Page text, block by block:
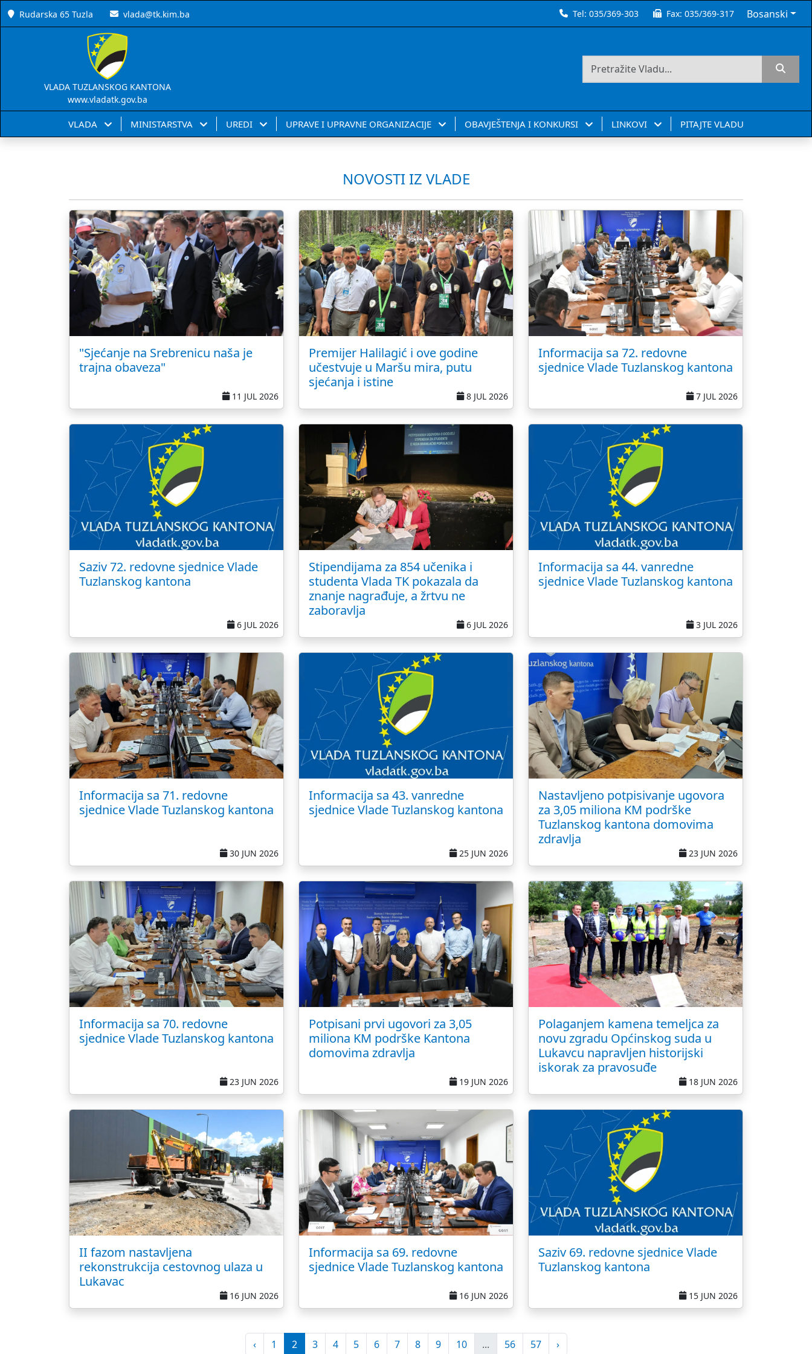
Rudarska 65 Tuzla vlada@tk.kim.ba Tel:035/369-303 Fax:035/369-317 Bosanski
VLADA TUZLANSKOG KANTONA
www.vladatk.gov.ba
VLADA MINISTARSTVA UREDI UPRAVE I UPRAVNE ORGANIZACIJE OBAVJEŠTENJA I KONKURSI LINKOVI PITAJTE VLADU
NOVOSTI IZ VLADE
"Sjećanje na Srebrenicu naša je
trajna obaveza"
11 JUL 2026
Premijer Halilagić i ove godine
učestvuje u Maršu mira, putu
sjećanja i istine
8 JUL 2026
Informacija sa 72. redovne
sjednice Vlade Tuzlanskog kantona
7 JUL 2026
Saziv 72. redovne sjednice Vlade
Tuzlanskog kantona
6 JUL 2026
Stipendijama za 854 učenika i
studenta Vlada TK pokazala da
znanje nagrađuje, a žrtvu ne
zaboravlja
6 JUL 2026
Informacija sa 44. vanredne
sjednice Vlade Tuzlanskog kantona
3 JUL 2026
Informacija sa 71. redovne
sjednice Vlade Tuzlanskog kantona
30 JUN 2026
Informacija sa 43. vanredne
sjednice Vlade Tuzlanskog kantona
25 JUN 2026
Nastavljeno potpisivanje ugovora
za 3,05 miliona KM podrške
Tuzlanskog kantona domovima
zdravlja
23 JUN 2026
Informacija sa 70. redovne
sjednice Vlade Tuzlanskog kantona
23 JUN 2026
Potpisani prvi ugovori za 3,05
miliona KM podrške Kantona
domovima zdravlja
19 JUN 2026
Polaganjem kamena temeljca za
novu zgradu Općinskog suda u
Lukavcu napravljen historijski
iskorak za pravosuđe
18 JUN 2026
II fazom nastavljena
rekonstrukcija cestovnog ulaza u
Lukavac
16 JUN 2026
Informacija sa 69. redovne
sjednice Vlade Tuzlanskog kantona
16 JUN 2026
Saziv 69. redovne sjednice Vlade
Tuzlanskog kantona
15 JUN 2026
‹ 1 2 3 4 5 6 7 8 9 10 ... 56 57 ›